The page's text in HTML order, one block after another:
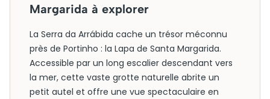
Margarida à explorer
La Serra da Arrábida cache un trésor méconnu
près de Portinho : la Lapa de Santa Margarida.
Accessible par un long escalier descendant vers
la mer, cette vaste grotte naturelle abrite un
petit autel et offre une vue spectaculaire en